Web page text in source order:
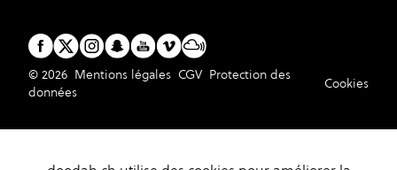
© 2026 Mentions légales CGV Protection des
données
Cookies